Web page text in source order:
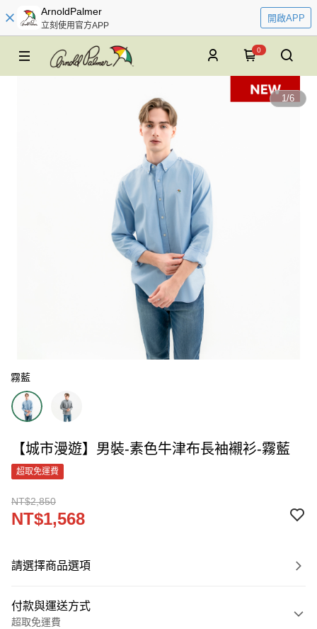
ArnoldPalmer
立刻使用官方APP
開啟APP
0
1/6
霧藍
【城市漫遊】男裝-素色牛津布長袖襯衫-霧藍
超取免運費
NT$2,850
NT$1,568
請選擇商品選項
付款與運送方式
超取免運費